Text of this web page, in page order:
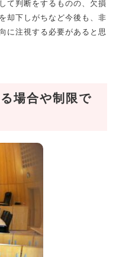
て判断をするものの、欠損
却下しがちなど今後も、非
に注視する必要があると思
場合や制限で